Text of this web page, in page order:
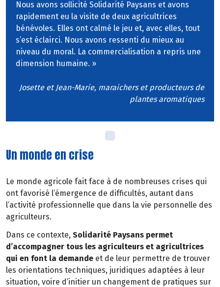
Nous avons sollicité Solidarité Paysans et avons
rapidement eu la visite de deux agricultrices
bénévoles. Elles ont calmé le jeu et, avec elles, tout
s’est éclairci. Nous avons ressenti du mieux au
niveau du moral. La commercialisation a repris une
dimension humaine. »
Josette et Jean-Marie, maraichers et producteurs de
plantes aromatiques
Un monde en crise
Le monde agricole fait face à de nombreuses crises qui
ont favorisé l’émergence de difficultés, autant dans
l’activité professionnelle que dans la vie personnelle des
agriculteurs.
Dans ce contexte, Solidarité Paysans permet
d’accompagner tous les agriculteurs et agricultrices
qui en font la demande et de leur permettre de trouver
les orientations techniques, juridiques adaptées à leur
situation, voire d’initier un changement de pratiques sur